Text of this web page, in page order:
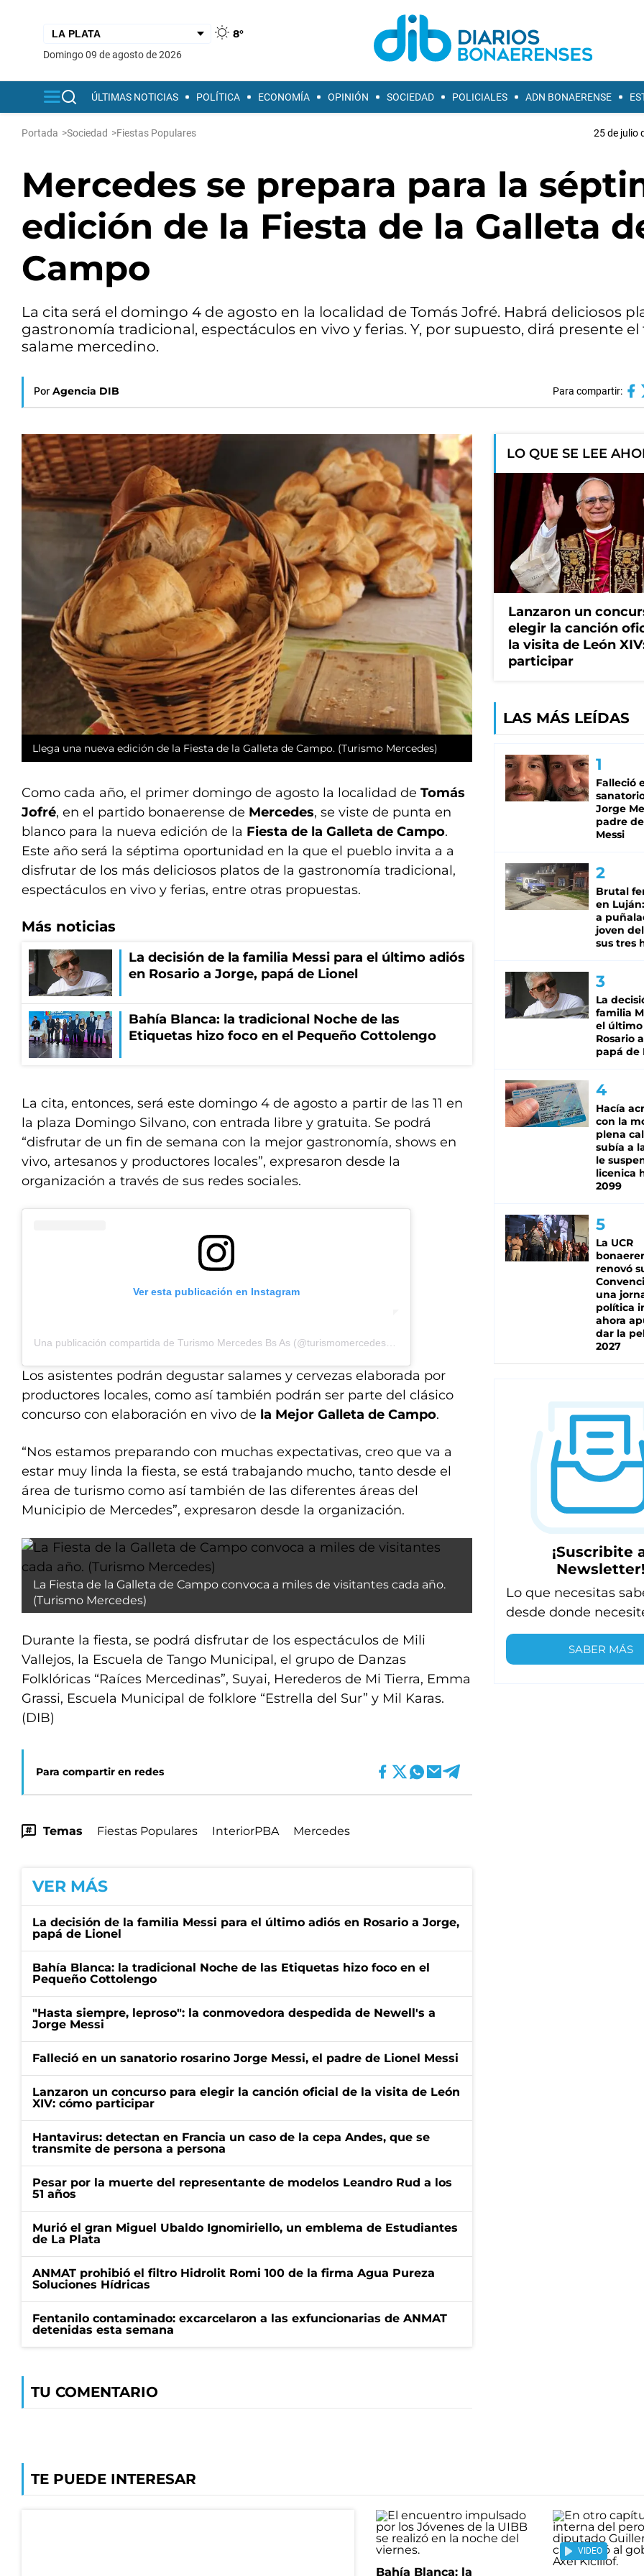
8°
domingo 09 de agosto de 2026
ÚLTIMAS NOTICIAS POLÍTICA ECONOMÍA OPINIÓN SOCIEDAD POLICIALES ADN BONAERENSE
Portada >Sociedad >Fiestas Populares 25 de julio
Mercedes se prepara para la
edición de la Fiesta de la Galleta
Campo
La cita será el domingo 4 de agosto en la localidad de Tomás Jofré. Habrá deliciosos
gastronomía tradicional, espectáculos en vivo y ferias. Y, por supuesto, dirá presente
salame mercedino.
Por Agencia DIB Para compartir:
Llega una nueva edición de la Fiesta de la Galleta de Campo. (Turismo Mercedes)
Como cada año, el primer domingo de agosto la localidad de Tomás
Jofré, en el partido bonaerense de Mercedes, se viste de punta en
blanco para la nueva edición de la Fiesta de la Galleta de Campo.
Este año será la séptima oportunidad en la que el pueblo invita a a
disfrutar de los más deliciosos platos de la gastronomía tradicional,
espectáculos en vivo y ferias, entre otras propuestas.
Más noticias
La decisión de la familia Messi para el último adiós
en Rosario a Jorge, papá de Lionel
Bahía Blanca: la tradicional Noche de las
Etiquetas hizo foco en el Pequeño Cottolengo
La cita, entonces, será este domingo 4 de agosto a partir de las 11 en
la plaza Domingo Silvano, con entrada libre y gratuita. Se podrá
“disfrutar de un fin de semana con la mejor gastronomía, shows en
vivo, artesanos y productores locales”, expresaron desde la
organización a través de sus redes sociales.
Ver esta publicación en Instagram
Una publicación compartida de Turismo Mercedes Bs As (@turismomercedesoficial)
Los asistentes podrán degustar salames y cervezas elaborada por
productores locales, como así también podrán ser parte del clásico
concurso con elaboración en vivo de la Mejor Galleta de Campo.
“Nos estamos preparando con muchas expectativas, creo que va a
estar muy linda la fiesta, se está trabajando mucho, tanto desde el
área de turismo como así también de las diferentes áreas del
Municipio de Mercedes”, expresaron desde la organización.
La Fiesta de la Galleta de Campo convoca a miles de visitantes cada año.
(Turismo Mercedes)
Durante la fiesta, se podrá disfrutar de los espectáculos de Mili
Vallejos, la Escuela de Tango Municipal, el grupo de Danzas
Folklóricas “Raíces Mercedinas”, Suyai, Herederos de Mi Tierra, Emma
Grassi, Escuela Municipal de folklore “Estrella del Sur” y Mil Karas.
(DIB)
Para compartir en redes
Temas Fiestas Populares InteriorPBA Mercedes
VER MÁS
La decisión de la familia Messi para el último adiós en Rosario a Jorge,
papá de Lionel
Bahía Blanca: la tradicional Noche de las Etiquetas hizo foco en el
Pequeño Cottolengo
"Hasta siempre, leproso": la conmovedora despedida de Newell's a
Jorge Messi
Falleció en un sanatorio rosarino Jorge Messi, el padre de Lionel Messi
Lanzaron un concurso para elegir la canción oficial de la visita de León
XIV: cómo participar
Hantavirus: detectan en Francia un caso de la cepa Andes, que se
transmite de persona a persona
Pesar por la muerte del representante de modelos Leandro Rud a los
51 años
Murió el gran Miguel Ubaldo Ignomiriello, un emblema de Estudiantes
de La Plata
ANMAT prohibió el filtro Hidrolit Romi 100 de la firma Agua Pureza
Soluciones Hídricas
Fentanilo contaminado: excarcelaron a las exfuncionarias de ANMAT
detenidas esta semana
TU COMENTARIO
LO QUE SE LEE
Lanzaron un
elegir la canción
la visita de León
participar
LAS MÁS LEÍDAS
Falleció
Jorge
padre
Messi
Brutal
en
a
joven
sus tres
La
familia
el último
Rosario
papá de
Hacía
con la
plena
subía a
le
licenica
2099
La UCR
renovó
una
política
ahora
dar la
2027
¡Suscribite
Lo que necesitas
desde donde
SABER MÁS
TE PUEDE INTERESAR
Bahía Blanca: la
VIDEO